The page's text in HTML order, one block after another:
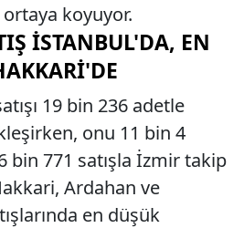
koyuyor.
İSTANBUL'DA, EN
19 bin 236 adetle
onu 11 bin 4
bin 771 satışla İzmir takip
Ardahan ve
en düşük